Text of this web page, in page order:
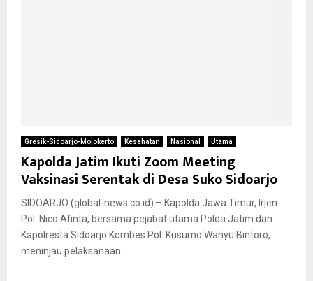
Gresik-Sidoarjo-Mojokerto Kesehatan Nasional Utama
Kapolda Jatim Ikuti Zoom Meeting
Vaksinasi Serentak di Desa Suko Sidoarjo
SIDOARJO (global-news.co.id) – Kapolda Jawa Timur, Irjen
Pol. Nico Afinta, bersama pejabat utama Polda Jatim dan
Kapolresta Sidoarjo Kombes Pol. Kusumo Wahyu Bintoro,
meninjau pelaksanaan...